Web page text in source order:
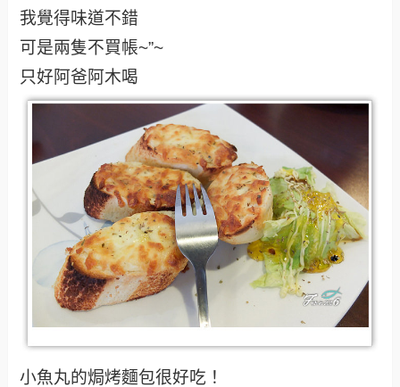
我覺得味道不錯
可是兩隻不買帳~”~
只好阿爸阿木喝
小魚丸的焗烤麵包很好吃！